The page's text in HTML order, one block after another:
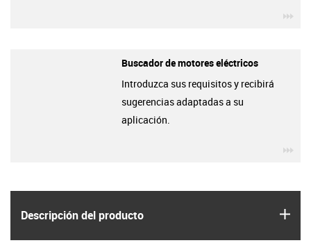
Descripción del producto
Buscador de motores eléctricos
Introduzca sus requisitos y recibirá
sugerencias adaptadas a su
aplicación.